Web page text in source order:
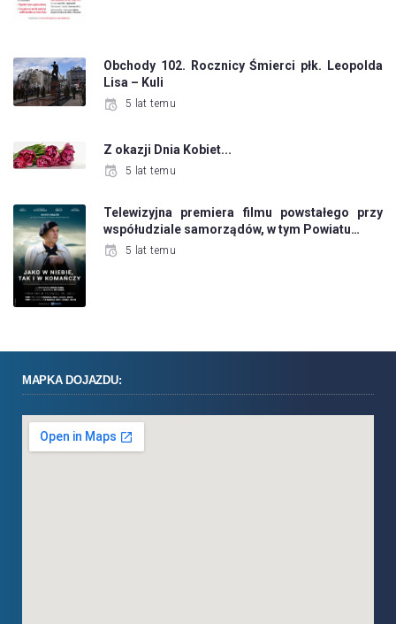
Obchody 102. Rocznicy Śmierci płk. Leopolda
Lisa – Kuli
5 lat temu
Z okazji Dnia Kobiet...
5 lat temu
Telewizyjna premiera filmu powstałego przy
współudziale samorządów, w tym Powiatu…
5 lat temu
MAPKA DOJAZDU: